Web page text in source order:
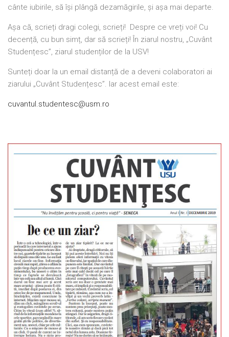
cânte iubirile, să își plângă dezamăgirile, și așa mai departe.
Așa că, scrieți dragi colegi, scrieți! Despre ce vreți voi! Cu
decență, cu bun simț, dar să scrieți! În ziarul nostru, „Cuvânt
Studențesc”, ziarul studenților de la USV!
Sunteți doar la un email distanță de a deveni colaboratori ai
ziarului „Cuvânt Studențesc”. Iar acest email este:
cuvantul.studentesc@usm.ro